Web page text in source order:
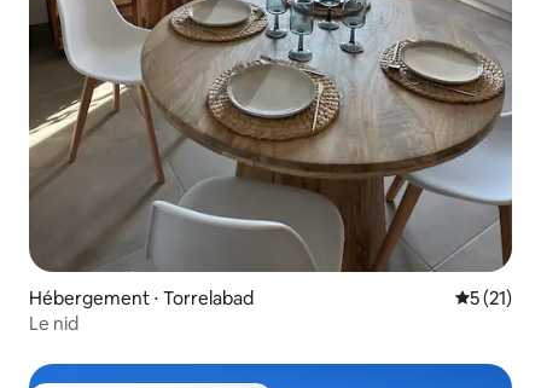
Hébergement ⋅ Torrelabad
5 (21)
Le nid